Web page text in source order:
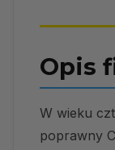
Opis
W wieku
poprawny